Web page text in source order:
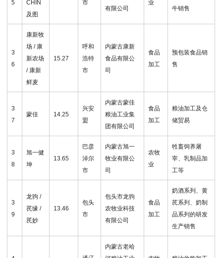
5
CHIN
及图
市
有限公司
业
牛销售
3
6
康新牧
场 / 康
新农场
/ 康新
鲜麦
15.27
呼和
浩特
市
内蒙古康新
食品有限公
司
食品
加工
预包装食品销
售
3
7
蒙佳 14.25
兴安
盟
内蒙古蒙佳
粮油工业集
团有限公司
食品
加工
粮油加工及仓
储贸易
3
8
旭一健
坤
13.65
巴彦
淖尔
市
内蒙古旭一
牧业有限公
司
农牧
业
牲畜饲养屠
宰、乳制品加
工等
3
9
龙驹 /
芪缘 /
芪妙
13.46
包头
市
包头市龙驹
农牧业科技
有限公司
食品
加工
奶酒系列、黄
芪系列、奶制
品系列的研发
生产销售
内蒙古老哈